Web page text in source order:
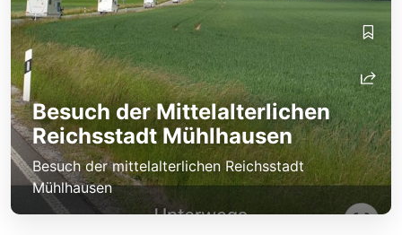
Besuch der Mittelalterlichen
Reichsstadt Mühlhausen
Besuch der mittelalterlichen Reichsstadt
Mühlhausen